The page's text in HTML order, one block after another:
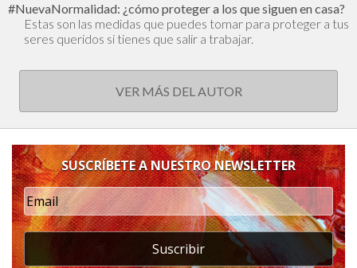
#NuevaNormalidad: ¿cómo proteger a los que siguen en casa?
Estas son las medidas que puedes tomar para proteger a tus
seres queridos si tienes que salir a trabajar.
VER MÁS DEL AUTOR
SUSCRÍBETE A NUESTRO NEWSLETTER
Suscribir